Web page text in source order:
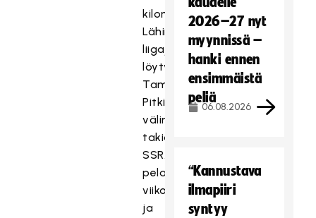
kilometrejä.
Lähin
liigajoukkue
löytyy
Tampereelta.
Pitkien
välimatkojen
takia
SSRA
pelaa
viikonloppuisin
ja
2026–27 nyt
myynnissä –
hanki ennen
ensimmäistä
peliä
06.08.2026
“Kannustava
ilmapiiri
syntyy